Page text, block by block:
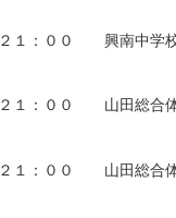
１：００ 興南中学
２１：００ 山田総合
２１：００ 山田総合